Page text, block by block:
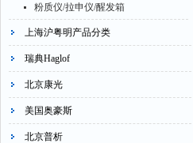
粉质仪/拉申仪/醒发箱
上海沪粤明产品分类
瑞典Haglof
北京康光
美国奥豪斯
北京普析